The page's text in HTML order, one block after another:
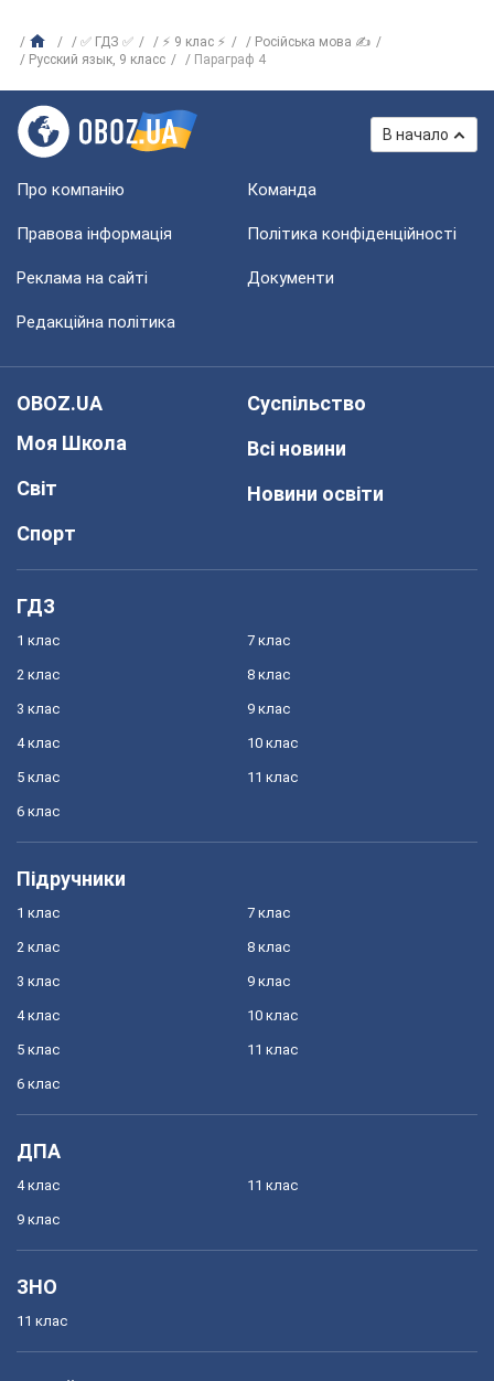
✅ ГДЗ ✅ ⚡ 9 клас ⚡
Російська мова ✍
Русский язык, 9 класс
Параграф 4
В начало
Про компанію Команда
Правова інформація Політика конфіденційності
Реклама на сайті Документи
Редакційна політика
OBOZ.UA
Моя Школа
Світ
Спорт
Суспільство
Всі новини
Новини освіти
ГДЗ
1 клас
2 клас
3 клас
4 клас
5 клас
6 клас
7 клас
8 клас
9 клас
10 клас
11 клас
Підручники
1 клас
2 клас
3 клас
4 клас
5 клас
6 клас
7 клас
8 клас
9 клас
10 клас
11 клас
ДПА
4 клас
9 клас
11 клас
ЗНО
11 клас